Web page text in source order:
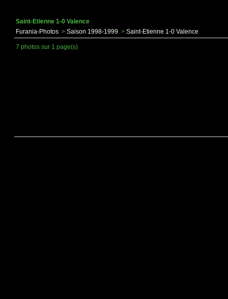
Saint-Etienne 1-0 Valence
Furania-Photos > Saison 1998-1999 > Saint-Etienne 1-0 Valence
7 photos sur 1 page(s)